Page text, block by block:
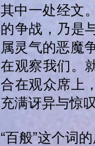
其中一处经文
的争战，乃是
属灵气的恶魔
在观察我们。
合在观众席上
充满讶异与惊
“百般”这个词